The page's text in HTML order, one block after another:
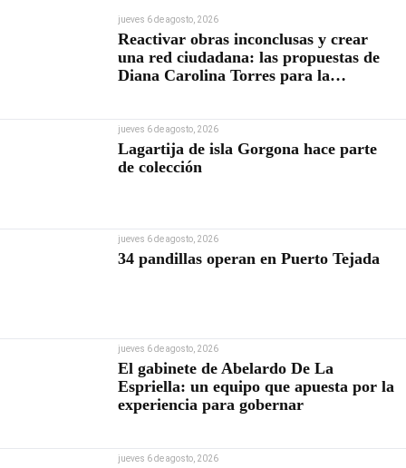
jueves 6 de agosto, 2026
Reactivar obras inconclusas y crear
una red ciudadana: las propuestas de
Diana Carolina Torres para la
jueves 6 de agosto, 2026
Lagartija de isla Gorgona hace parte
de colección
jueves 6 de agosto, 2026
34 pandillas operan en Puerto Tejada
jueves 6 de agosto, 2026
El gabinete de Abelardo De La
Espriella: un equipo que apuesta por la
experiencia para gobernar
jueves 6 de agosto, 2026